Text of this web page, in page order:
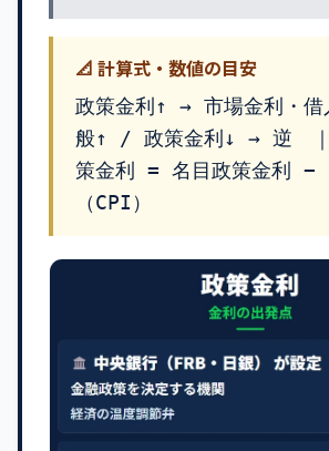
📐 計算式・数値の目安
政策金利↑ → 市場金利・借
般↑ / 政策金利↓ → 逆
策金利 = 名目政策金利 −
（CPI）